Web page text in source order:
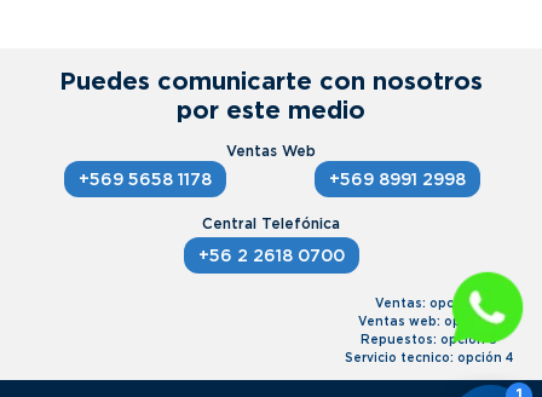
Puedes comunicarte con nosotros
por este medio
+569 5658 1178 +569 8991 2998
+56 2 2618 0700
Ventas: opción 1
Ventas web: opción 2
Repuestos: opción 3
Servicio tecnico: opción 4